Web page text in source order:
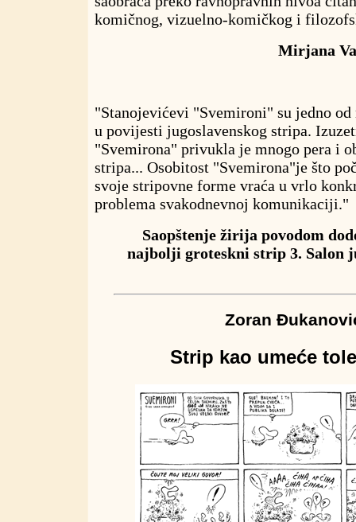
komičnog, vizuelno-komičkog i
Mirjana
"Stanojevićevi "Svemironi" su jedno
u povijesti jugoslavenskog stripa.
"Svemirona" privukla je mnogo pera i
stripa... Osobitost "Svemirona"je što
svoje stripovne forme vraća u vrlo
problema svakodnevnoj komunikaciji."
Saopštenje žirija povodom
najbolji groteskni strip 3. Salon
Zoran
Strip kao umeće